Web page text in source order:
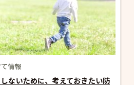
情報
ないために、考えておきたい防